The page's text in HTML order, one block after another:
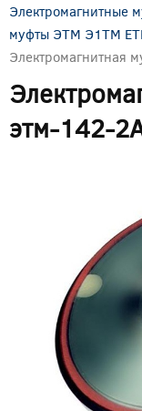
Электромагнитные
муфты ЭТМ Э1ТМ
Электромагнитная
этм-142-